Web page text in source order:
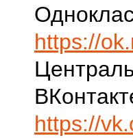
https://
https://